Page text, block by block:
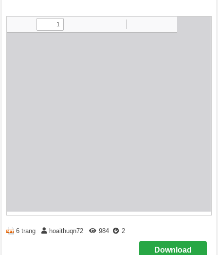
6 trang hoaithuqn72 984 2
Download